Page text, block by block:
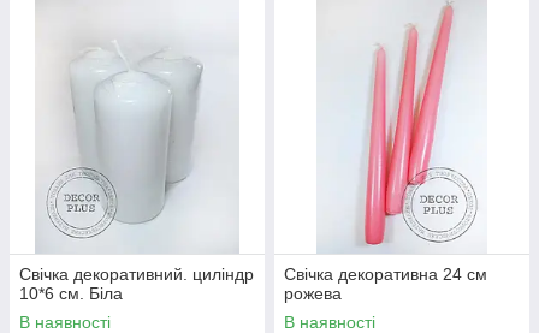
Свічка декоративний. циліндр
10*6 см. Біла
В наявності
Свічка декоративна 24 см
рожева
В наявності